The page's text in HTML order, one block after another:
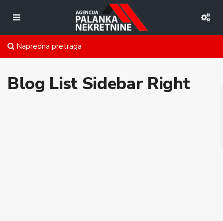
Napredna pretraga
Blog List Sidebar Right